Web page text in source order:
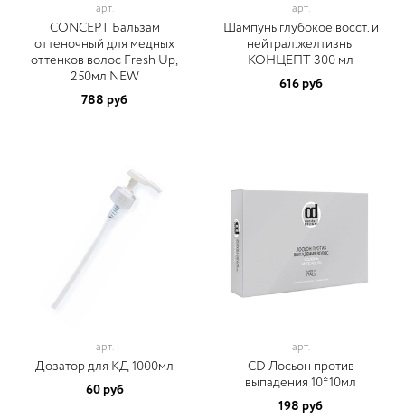
арт.
CONCEPT Бальзам
оттеночный для медных
оттенков волос Fresh Up,
250мл NEW
788 руб
арт.
Шампунь глубокое восст. и
нейтрал.желтизны
КОНЦЕПТ 300 мл
616 руб
арт.
Дозатор для КД 1000мл
60 руб
арт.
CD Лосьон против
выпадения 10*10мл
198 руб